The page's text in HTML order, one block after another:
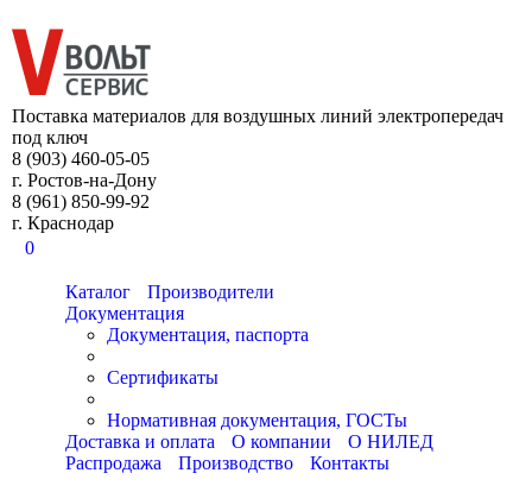
Поставка материалов для воздушных линий электропередач
под ключ
8 (903) 460-05-05
г. Ростов-на-Дону
8 (961) 850-99-92
г. Краснодар
0
Каталог
Производители
Документация
Документация, паспорта
Сертификаты
Нормативная документация, ГОСТы
Доставка и оплата
О компании
О НИЛЕД
Распродажа
Производство
Контакты